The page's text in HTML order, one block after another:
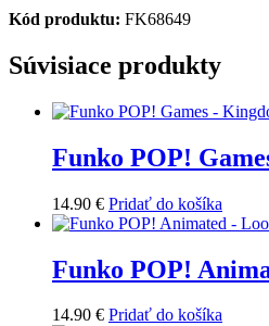
Kód produktu: FK68649
Súvisiace produkty
Funko POP!
14.90 € Pridať do košíka
Funko POP!
14.90 € Pridať do košíka